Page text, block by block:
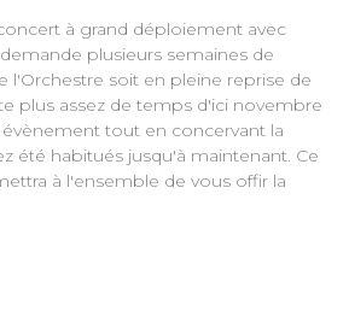
à grand déploiement avec
plusieurs semaines de
l'Orchestre soit en pleine reprise de
plus assez de temps d'ici novembre
tout en concervant la
été habitués jusqu'à maintenant. Ce
à l'ensemble de vous offir la